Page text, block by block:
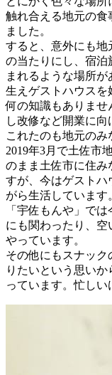
触れ合える地元の食
ました。
すると、意外にも地
の当たりにし、宿泊
まれるような場所
生えゲストハウスを
何の知識もありませ
し改修など開業に
これたのも地元のみ
2019年3月で土佐市
のまま土佐市に住み
すが、今はゲストハ
がら生活しています
「宇佐もんや」で
にも関わったり、空
やっています。
その他にもスナッ
りたいという思い
っています。忙しい